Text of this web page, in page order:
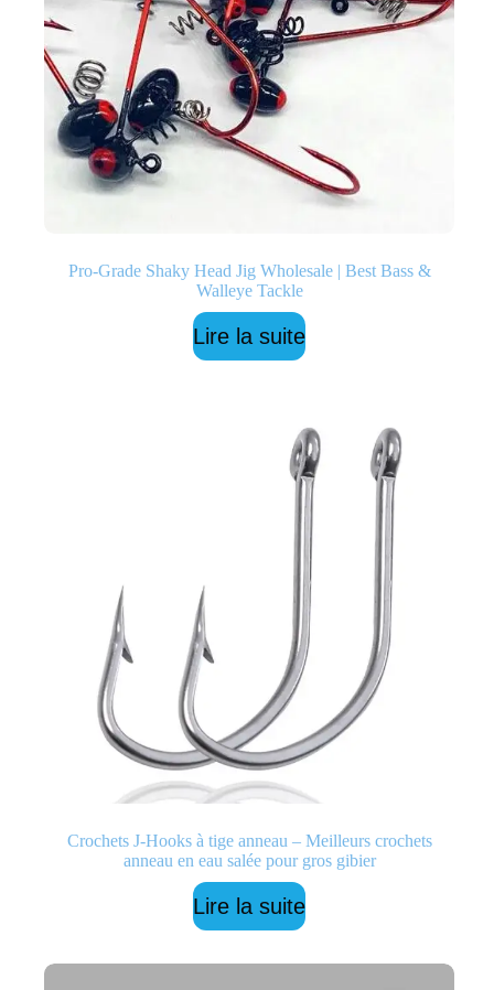
Pro-Grade Shaky Head Jig Wholesale | Best Bass &
Walleye Tackle
Lire la suite
Crochets J-Hooks à tige anneau – Meilleurs crochets
anneau en eau salée pour gros gibier
Lire la suite